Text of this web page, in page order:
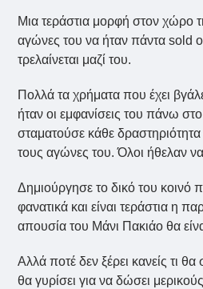
Μια τεράστια μορφή στον χώρο
αγώνες του να ήταν πάντα sold
τρελαίνεται μαζί του.
Πολλά τα χρήματα που έχει
ήταν οι εμφανίσεις του πάνω
σταματούσε κάθε δραστηριότητα
τους αγώνες του. Όλοι ήθελαν
Δημιούργησε το δικό του κοινό
φανατικά και είναι τεράστια η
απουσία του Μάνι Πακιάο θα
Αλλά ποτέ δεν ξέρει κανείς τι
θα γυρίσει για να δώσει